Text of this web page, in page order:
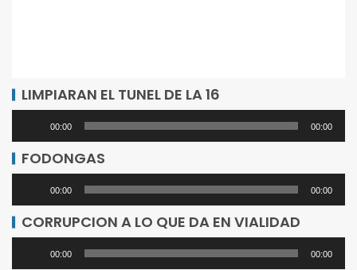
LIMPIARAN EL TUNEL DE LA 16
Reproductor
de
audio
00:00 00:00
FODONGAS
Reproductor
de
audio
00:00 00:00
CORRUPCION A LO QUE DA EN VIALIDAD
Reproductor
00:00 00:00